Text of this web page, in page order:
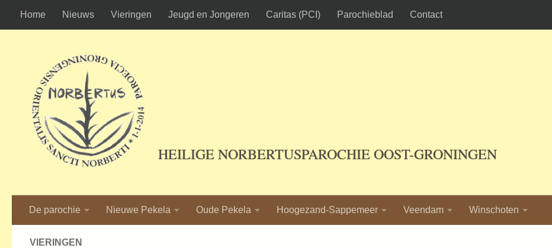
Ga naar de inhoud
Home Nieuws Vieringen Jeugd en Jongeren Caritas (PCI) Parochieblad Contact
HEILIGE NORBERTUSPAROCHIE OOST-GRONINGEN
De parochie Nieuwe Pekela Oude Pekela Hoogezand-Sappemeer Veendam Winschoten
VIERINGEN